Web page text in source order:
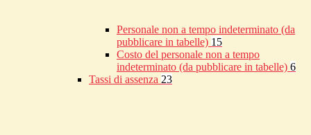
Personale non a tempo indeterminato (da
pubblicare in tabelle) 15
Costo del personale non a tempo
indeterminato (da pubblicare in tabelle) 6
Tassi di assenza 23